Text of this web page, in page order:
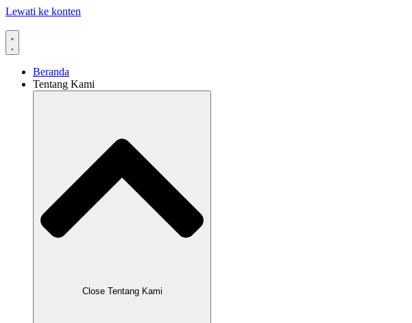
Lewati ke konten
Beranda
Tentang Kami
Close Tentang Kami